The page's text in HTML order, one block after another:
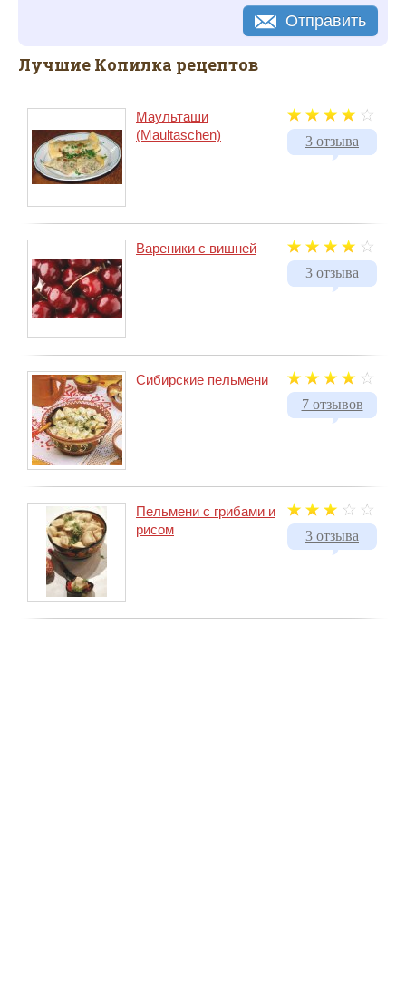
Отправить
Лучшие Копилка рецептов
3 отзыва
Маульташи
(Maultaschen)
3 отзыва
Вареники с вишней
7 отзывов
Сибирские пельмени
3 отзыва
Пельмени с грибами и
рисом